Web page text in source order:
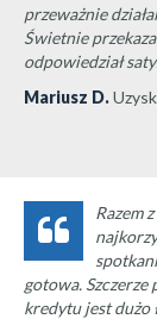
przeważnie
Świetnie
odpowiedział
Mariusz D.
Razem
gotowa. Szczerze
kredytu jest dużo